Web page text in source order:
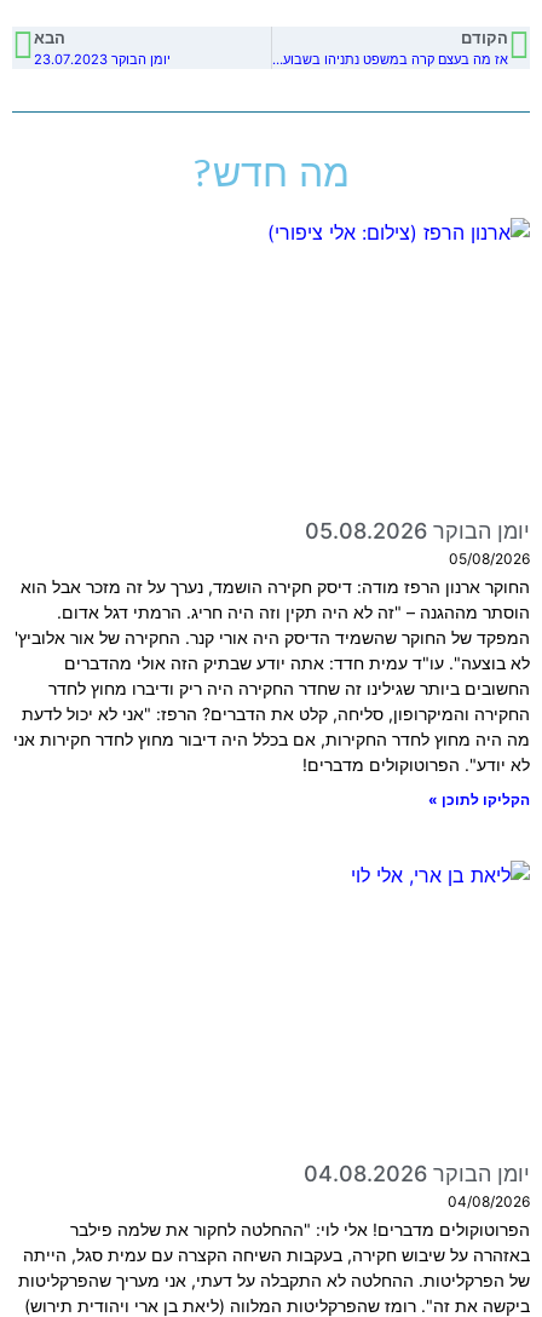
הקודם
אז מה בעצם קרה במשפט נתניהו בשבועיים האחרונים?
הבא
יומן הבוקר 23.07.2023
מה חדש?
יומן הבוקר 05.08.2026
05/08/2026
החוקר ארנון הרפז מודה: דיסק חקירה הושמד, נערך על זה מזכר אבל הוא
הוסתר מההגנה – "זה לא היה תקין וזה היה חריג. הרמתי דגל אדום.
המפקד של החוקר שהשמיד הדיסק היה אורי קנר. החקירה של אור אלוביץ'
לא בוצעה". עו"ד עמית חדד: אתה יודע שבתיק הזה אולי מהדברים
החשובים ביותר שגילינו זה שחדר החקירה היה ריק ודיברו מחוץ לחדר
החקירה והמיקרופון, סליחה, קלט את הדברים? הרפז: "אני לא יכול לדעת
מה היה מחוץ לחדר החקירות, אם בכלל היה דיבור מחוץ לחדר חקירות אני
לא יודע". הפרוטוקולים מדברים!
הקליקו לתוכן »
יומן הבוקר 04.08.2026
04/08/2026
הפרוטוקולים מדברים! אלי לוי: "ההחלטה לחקור את שלמה פילבר
באזהרה על שיבוש חקירה, בעקבות השיחה הקצרה עם עמית סגל, הייתה
של הפרקליטות. ההחלטה לא התקבלה על דעתי, אני מעריך שהפרקליטות
ביקשה את זה". רומז שהפרקליטות המלווה (ליאת בן ארי ויהודית תירוש)